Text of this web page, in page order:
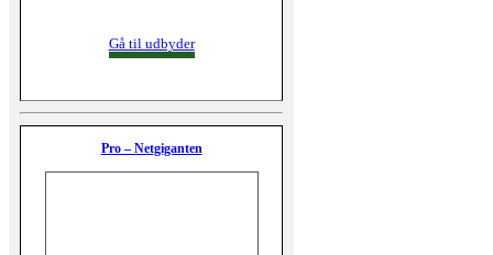
Gå til udbyder
Pro – Netgiganten